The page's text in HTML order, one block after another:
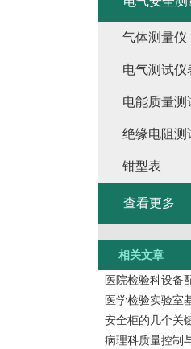
气体测量仪
电气测试仪
电能质量测
绝缘电阻测
钳型表
查看更多
相关文章
医院检验科设备
医学检验实验室
安全柜的几个关
病理科质量控制